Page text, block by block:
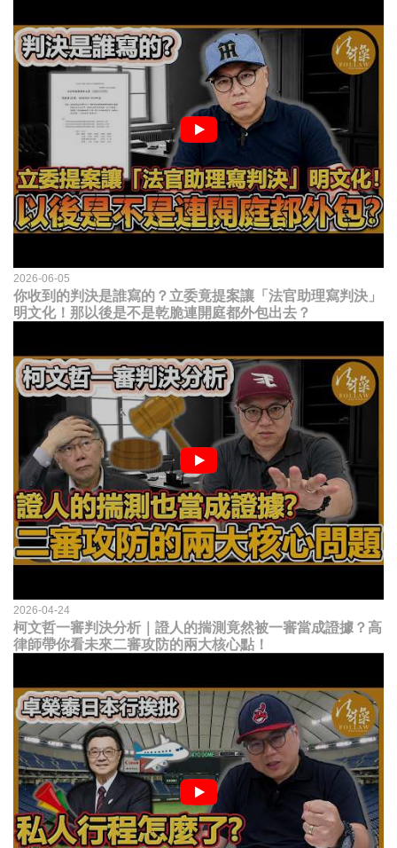
2026-06-05
你收到的判決是誰寫的？立委竟提案讓「法官助理寫判決」
明文化！那以後是不是乾脆連開庭都外包出去？
2026-04-24
柯文哲一審判決分析｜證人的揣測竟然被一審當成證據？高
律師帶你看未來二審攻防的兩大核心點！